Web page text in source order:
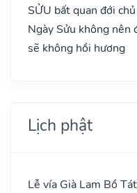
SỬU bất quan đới
Ngày Sửu không nên
sẽ không hồi hương
Lịch phật
Lễ vía Già Lam Bồ